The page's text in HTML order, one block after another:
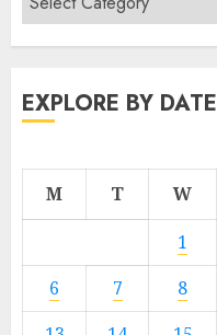
EXPLORE BY DATE
M T W
1
6
7 8